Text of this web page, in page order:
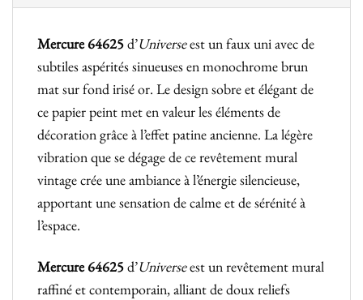
Mercure 64625d’Universeest un faux uni avec de
subtiles aspérités sinueuses en monochrome brun
mat sur fond irisé or. Le design sobre et élégant de
ce papier peint met en valeur les éléments de
décoration grâce à l’effet patine ancienne. La légère
vibration que se dégage de ce revêtement mural
vintage crée une ambiance à l’énergie silencieuse,
apportant une sensation de calme et de sérénité à
l’espace.
Mercure 64625d’Universeest un revêtement mural
raffiné et contemporain, alliant de doux reliefs